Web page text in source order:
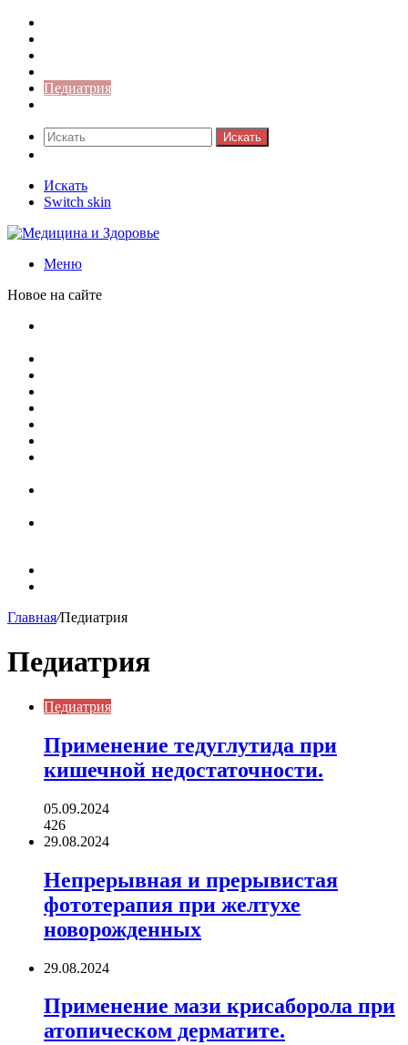
Педиатрия
Искать
Искать
Switch skin
Меню
Новое на сайте
Главная/Педиатрия
Педиатрия
Педиатрия
Применение тедуглутида при
кишечной недостаточности.
05.09.2024
426
29.08.2024
Непрерывная и прерывистая
фототерапия при желтухе
новорожденных
29.08.2024
Применение мази крисаборола при
атопическом дерматите.